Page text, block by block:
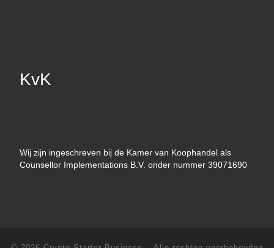
KvK
Wij zijn ingeschreven bij de Kamer van Koophandel als
Counsellor Implementations B.V. onder nummer 39071690